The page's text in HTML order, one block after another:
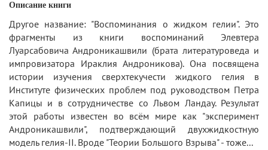
Описание книги
Другое название: "Воспоминания о жидком гелии". Это
фрагменты из книги воспоминаний Элевтера
Луарсабовича Андроникашвили (брата литературоведа и
импровизатора Ираклия Андроникова). Она посвящена
истории изучения сверхтекучести жидкого гелия в
Институте физических проблем под руководством Петра
Капицы и в сотрудничестве со Львом Ландау. Результат
этой работы известен во всём мире как "эксперимент
Андроникашвили", подтверждающий двухжидкостную
модель гелия-II. Вроде "Теории Большого Взрыва" - тоже...